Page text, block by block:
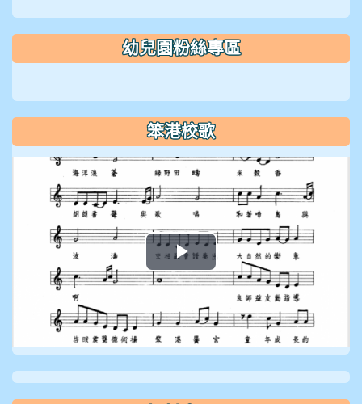
幼兒園粉絲專區
笨港校歌
播
放
影
片